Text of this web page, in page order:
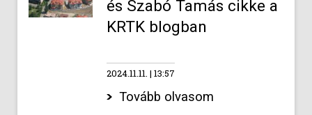
és Szabó Tamás cikke a
KRTK blogban
2024.11.11. 13:57
Tovább olvasom